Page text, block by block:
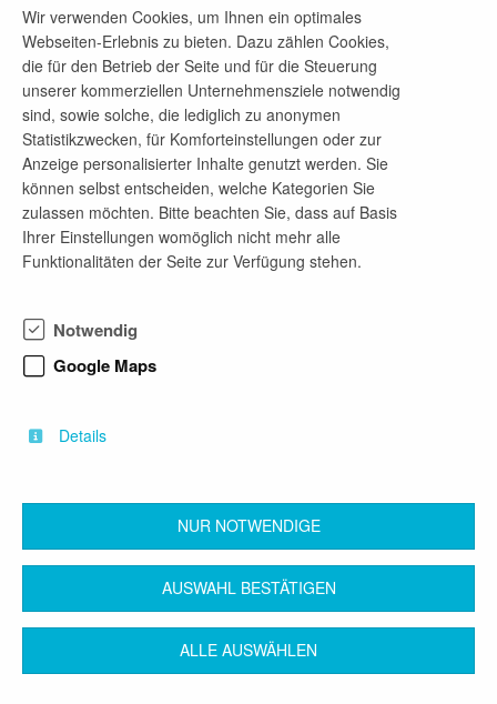
Hainichen. Wir sind seit 2001 am Markt und auch
für eine bundesweit führende Marke im lizenzierten
Massivhausbau tätig. Nach der Maxime „tragfähig,
verlässlich, innovativ“ unterstützt unser Team mit
ca. 15 Mitarbeitenden Kommunen,
Wirtschaftsunternehmen, Generalplaner und
private Häuslebauer.
Wir bieten viele Vorzüge für unsere Mitarbeitenden:
flexible Arbeitszeitgestaltung und Urlaubsplanung,
kleine Büros mit max. 2 Mitarbeitenden,
Möglichkeit zu Homeoffice und Teilzeitarbeit und
Für Pendler stehen ausreichend kostenfreie
unkompliziert und schnell bei der Wohnungs- oder
zurück
Kontakt Impressum AGB Datenschutz
Wir verwenden Cookies, um Ihnen ein optimales
Webseiten-Erlebnis zu bieten. Dazu zählen Cookies,
die für den Betrieb der Seite und für die Steuerung
unserer kommerziellen Unternehmensziele notwendig
sind, sowie solche, die lediglich zu anonymen
Statistikzwecken, für Komforteinstellungen oder zur
Anzeige personalisierter Inhalte genutzt werden. Sie
können selbst entscheiden, welche Kategorien Sie
zulassen möchten. Bitte beachten Sie, dass auf Basis
Ihrer Einstellungen womöglich nicht mehr alle
Funktionalitäten der Seite zur Verfügung stehen.
Notwendig
Google Maps
Details
NUR NOTWENDIGE
AUSWAHL BESTÄTIGEN
ALLE AUSWÄHLEN